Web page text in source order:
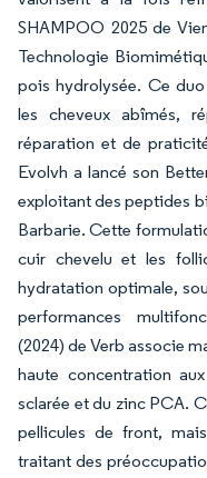
SHAMPOO 2025 de
Technologie
pois hydrolysée. Ce
les cheveux abîmés,
réparation et de
Evolvh a lancé son
exploitant des peptides
Barbarie. Cette
cuir chevelu et les
hydratation optimale,
performances
(2024) de Verb associe
haute concentration
sclarée et du zinc PCA.
pellicules de front,
traitant des